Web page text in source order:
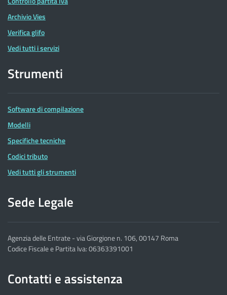
Archivio Vies
Verifica glifo
Vedi tutti i servizi
Strumenti
Software di compilazione
Modelli
Specifiche tecniche
Codici tributo
Vedi tutti gli strumenti
Sede Legale
Agenzia delle Entrate - via Giorgione n. 106, 00147 Roma
Codice Fiscale e Partita Iva: 06363391001
Contatti e assistenza